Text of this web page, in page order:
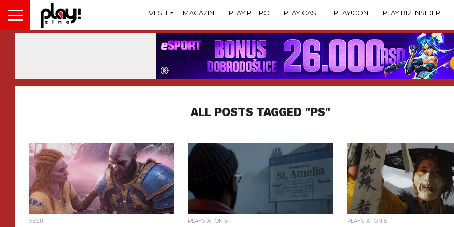
VESTI MAGAZIN PLAY!RETRO PLAY!CAST PLAY!CON PLAY!BIZ INSIDER
ALL POSTS TAGGED "PS"
VESTI PLAYSTATION 5 PLAYSTATION 5